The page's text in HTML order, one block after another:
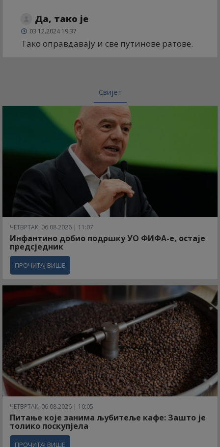
Да, тако је
03.12.2024 19:37
Тако оправдавају и све путинове ратове.
Свијет
ЧЕТВРТАК, 06.08.2026 | 11:07
Инфантино добио подршку УО ФИФА-е, остаје
предсједник
ПРОЧИТАЈ ВИШЕ
ЧЕТВРТАК, 06.08.2026 | 10:05
Питање које занима љубитеље кафе: Зашто је
толико поскупјела
ПРОЧИТАЈ ВИШЕ